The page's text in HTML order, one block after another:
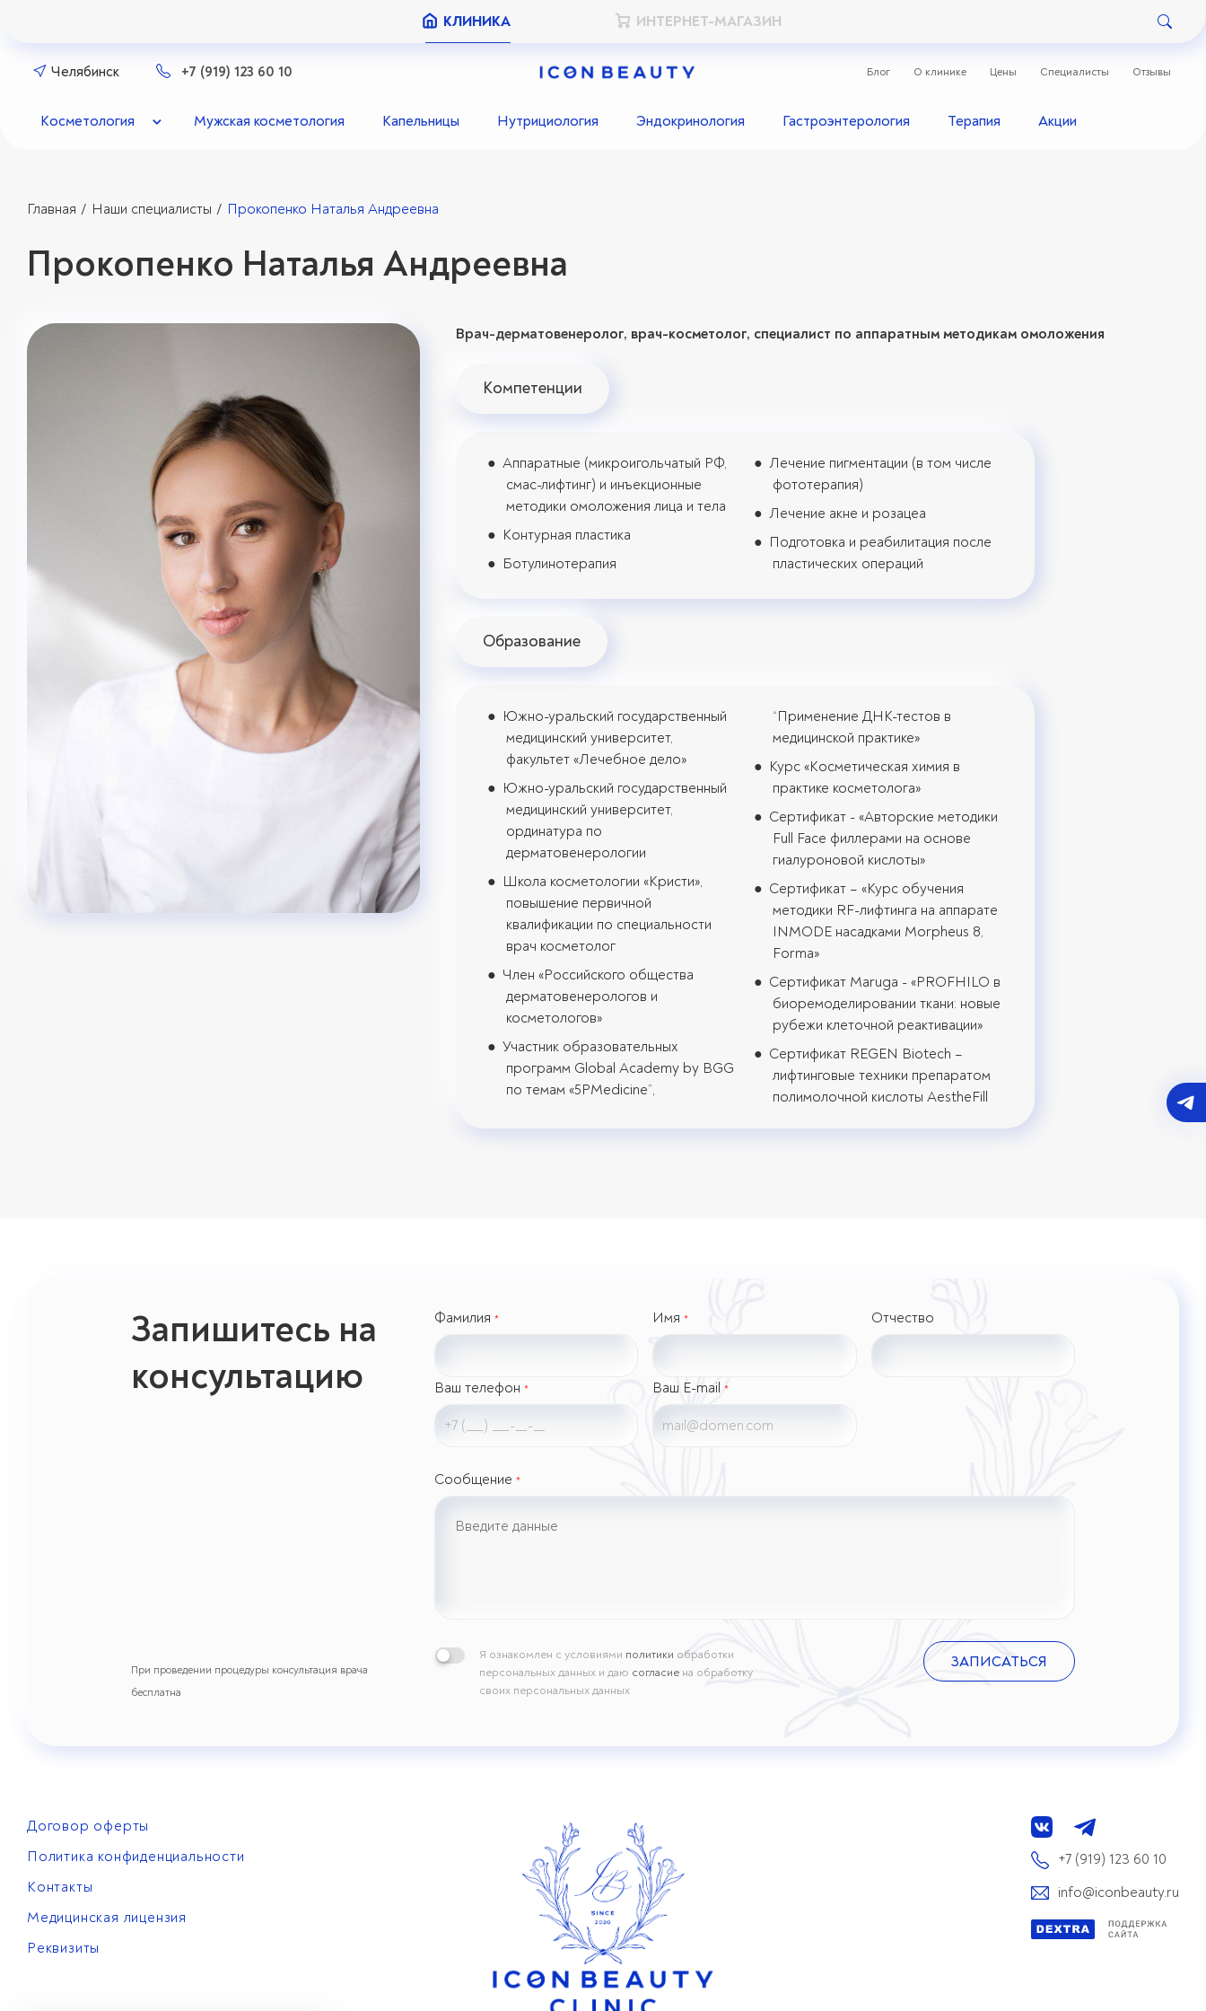
КЛИНИКА ИНТЕРНЕТ-МАГАЗИН
Челябинск +7 (919) 123 60 10 Блог О клинике Цены Специалисты Отзывы
Косметология Мужская косметология Капельницы Нутрициология Эндокринология Гастроэнтерология Терапия Акции
Главная / Наши специалисты / Прокопенко Наталья Андреевна
Прокопенко Наталья Андреевна
Врач-дерматовенеролог, врач-косметолог, специалист по аппаратным методикам омоложения
Компетенции
Аппаратные (микроигольчатый РФ,
смас-лифтинг) и инъекционные
методики омоложения лица и тела
Контурная пластика
Ботулинотерапия
Лечение пигментации (в том числе
фототерапия)
Лечение акне и розацеа
Подготовка и реабилитация после
пластических операций
Образование
Южно-уральский государственный
медицинский университет,
факультет «Лечебное дело»
Южно-уральский государственный
медицинский университет,
ординатура по
дерматовенерологии
Школа косметологии «Кристи»,
повышение первичной
квалификации по специальности
врач косметолог
Член «Российского общества
дерматовенерологов и
косметологов»
Участник образовательных
программ Global Academy by BGG
по темам «5PMedicine”,
“Применение ДНК-тестов в
медицинской практике»
Курс «Косметическая химия в
практике косметолога»
Сертификат - «Авторские методики
Full Face филлерами на основе
гиалуроновой кислоты»
Сертификат – «Курс обучения
методики RF-лифтинга на аппарате
INMODE насадками Morpheus 8,
Forma»
Сертификат Maruga - «PROFHILO в
биоремоделировании ткани: новые
рубежи клеточной реактивации»
Сертификат REGEN Biotech –
лифтинговые техники препаратом
полимолочной кислоты AestheFill
Запишитесь на
консультацию
При проведении процедуры консультация врача
бесплатна
Фамилия * Имя* Отчество
Ваш телефон * Ваш E-mail*
Сообщение *
Я ознакомлен с условиями политики обработки
персональных данных и даю согласие на обработку
своих персональных данных
ЗАПИСАТЬСЯ
Договор оферты
Политика конфиденциальности
Контакты
Медицинская лицензия
Реквизиты
+7 (919) 123 60 10
info@iconbeauty.ru